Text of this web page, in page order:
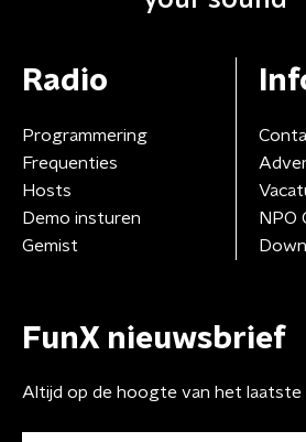
Radio
Programmering
Frequenties
Hosts
Demo insturen
Gemist
NPO
FunX nieuwsbrief
Altijd op de hoogte van het laatste